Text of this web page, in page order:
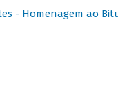
- Homenagem ao